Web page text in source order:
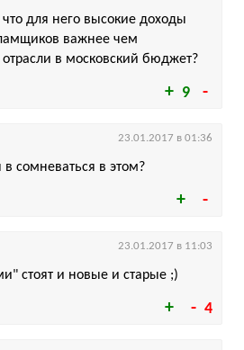
9
что для него высокие доходы
важнее чем
отрасли в московский бюджет?
в сомневаться в этом?
23.01.2017 в 01:36
4
стоят и новые и старые ;)
23.01.2017 в 11:03